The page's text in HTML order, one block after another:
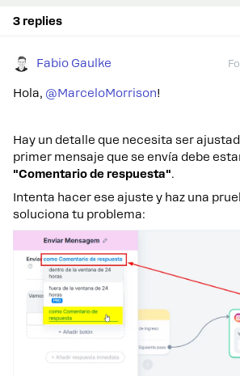
3 replies
Fabio Gaulke
Hola, ​ @MarceloMorrison!
Hay un detalle que necesita ser
primer mensaje que se envía debe
"Comentario de respuesta".
Intenta hacer ese ajuste y haz una
soluciona tu problema: